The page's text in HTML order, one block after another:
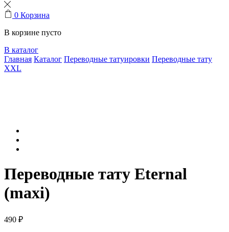
0 Корзина
В корзине пусто
В каталог
Главная Каталог Переводные татуировки Переводные тату
XXL
Переводные тату Eternal
(maxi)
490 ₽